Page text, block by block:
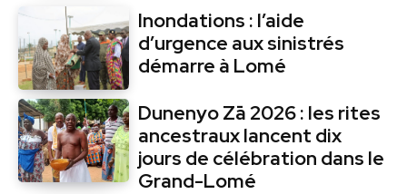
Inondations : l’aide
d’urgence aux sinistrés
démarre à Lomé
Dunenyo Zā 2026 : les rites
ancestraux lancent dix
jours de célébration dans le
Grand-Lomé